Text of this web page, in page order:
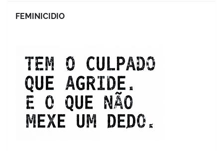
FEMINICIDIO